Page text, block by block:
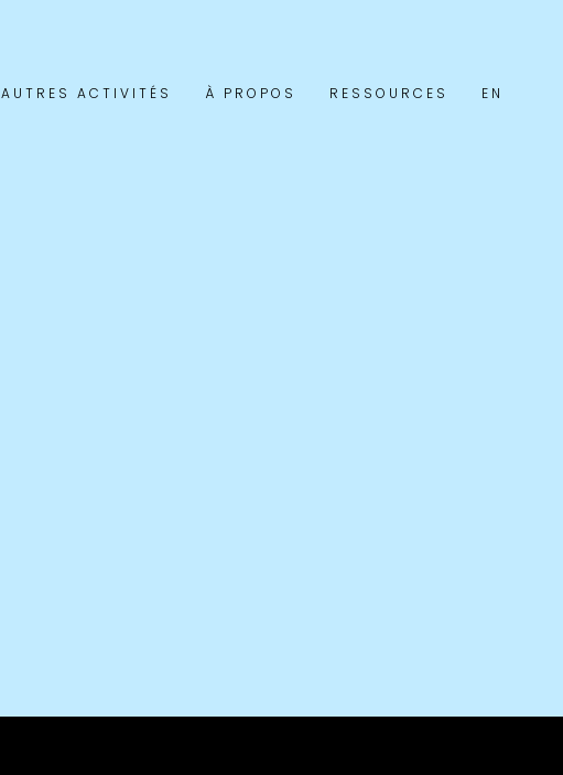
AUTRES ACTIVITÉS À PROPOS RESSOURCES EN